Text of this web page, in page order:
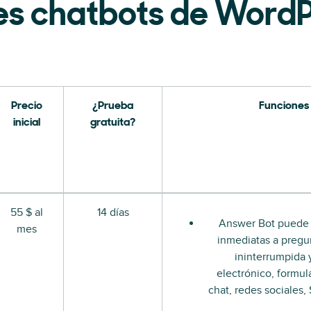
chatbots de
Precio
inicial
¿Prueba
gratuita?
Funciones
55 $ al
mes
14 días
Answer Bot
inmediatas a
ininterrumpida
electrónico,
chat, redes sociales,